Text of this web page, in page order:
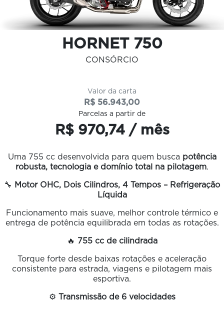
HORNET 750
CONSÓRCIO
Valor da carta
R$ 56.943,00
Parcelas a partir de
R$ 970,74 / mês
Uma 755 cc desenvolvida para quem busca potência
robusta, tecnologia e domínio total na pilotagem.
🔧 Motor OHC, Dois Cilindros, 4 Tempos – Refrigeração
Líquida
Funcionamento mais suave, melhor controle térmico e
entrega de potência equilibrada em todas as rotações.
🔥 755 cc de cilindrada
Torque forte desde baixas rotações e aceleração
consistente para estrada, viagens e pilotagem mais
esportiva.
⚙️ Transmissão de 6 velocidades